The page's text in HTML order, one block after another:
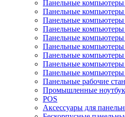
Панельные
Панельные компьютеры
Панельные
Панельные
Панельные компьютеры
Панельные
Панельные компьютеры
Панельные
Панельные компьютеры
Панельные рабочие
Промышленные
POS
Аксессуары для